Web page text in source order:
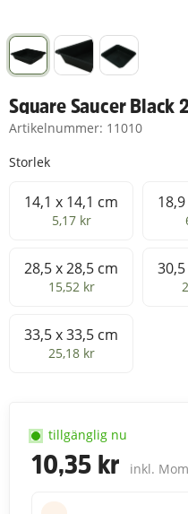
Square Saucer Black
Artikelnummer: 11010
Storlek
14,1 x 14,1 cm
14,1 x 14,1 cm
5,17 kr
28,5 x 28,5 cm
28,5 x 28,5 cm
15,52 kr
33,5 x 33,5 cm
33,5 x 33,5 cm
25,18 kr
10,35 kr inkl.
tillgänglig nu